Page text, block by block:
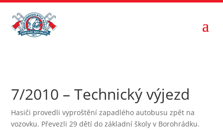
7/2010 – Technický výjezd
Hasiči provedli vyproštění zapadlého autobusu zpět na
vozovku. Převezli 29 dětí do základní školy v Borohrádku.